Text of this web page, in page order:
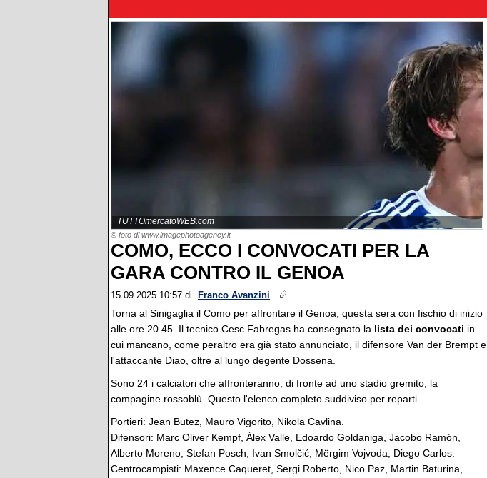
TUTTOmercatoWEB.com
© foto di www.imagephotoagency.it
COMO, ECCO I CONVOCATI PER LA
GARA CONTRO IL GENOA
15.09.2025 10:57 di Franco Avanzini
Torna al Sinigaglia il Como per affrontare il Genoa, questa sera con fischio di inizio
alle ore 20.45. Il tecnico Cesc Fabregas ha consegnato la lista dei convocati in
cui mancano, come peraltro era già stato annunciato, il difensore Van der Brempt e
l'attaccante Diao, oltre al lungo degente Dossena.
Sono 24 i calciatori che affronteranno, di fronte ad uno stadio gremito, la
compagine rossoblù. Questo l'elenco completo suddiviso per reparti.
Portieri: Jean Butez, Mauro Vigorito, Nikola Cavlina.
Difensori: Marc Oliver Kempf, Álex Valle, Edoardo Goldaniga, Jacobo Ramón,
Alberto Moreno, Stefan Posch, Ivan Smolčić, Mërgim Vojvoda, Diego Carlos.
Centrocampisti: Maxence Caqueret, Sergi Roberto, Nico Paz, Martin Baturina,